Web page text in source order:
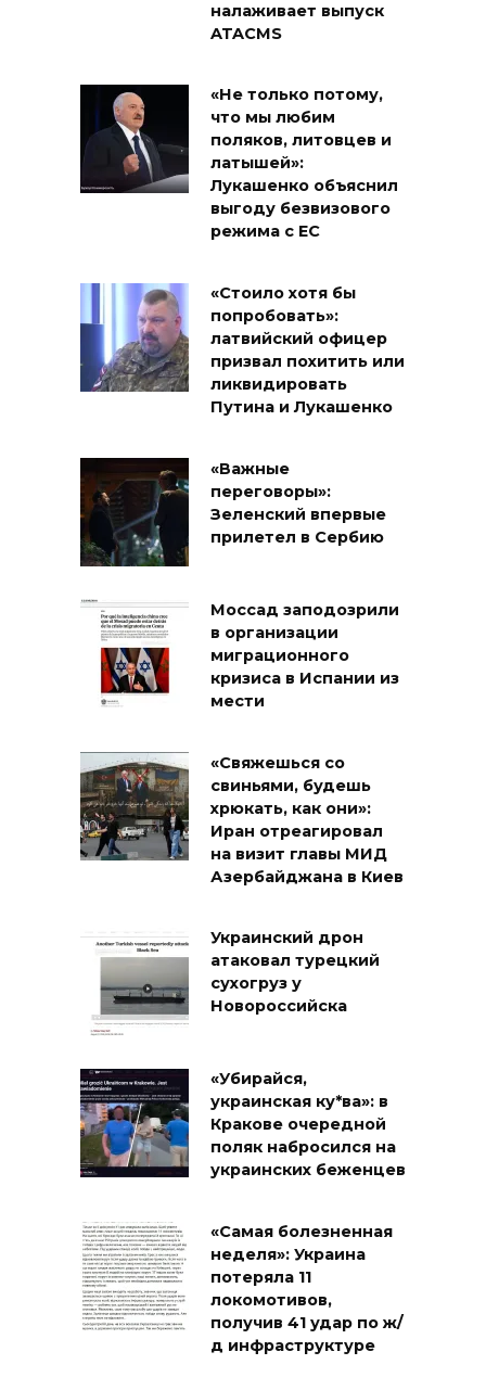
налаживает выпуск
ATACMS
«Не только потому,
что мы любим
поляков, литовцев и
латышей»:
Лукашенко объяснил
выгоду безвизового
режима с ЕС
«Стоило хотя бы
попробовать»:
латвийский офицер
призвал похитить или
ликвидировать
Путина и Лукашенко
«Важные
переговоры»:
Зеленский впервые
прилетел в Сербию
Моссад заподозрили
в организации
миграционного
кризиса в Испании из
мести
«Свяжешься со
свиньями, будешь
хрюкать, как они»:
Иран отреагировал
на визит главы МИД
Азербайджана в Киев
Украинский дрон
атаковал турецкий
сухогруз у
Новороссийска
«Убирайся,
украинская ку*ва»: в
Кракове очередной
поляк набросился на
украинских беженцев
«Самая болезненная
неделя»: Украина
потеряла 11
локомотивов,
получив 41 удар по ж/
д инфраструктуре